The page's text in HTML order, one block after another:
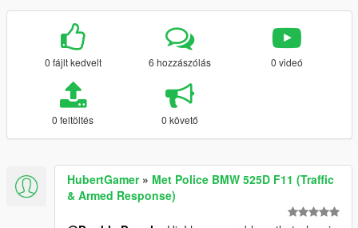
0 fájlt kedvelt 6 hozzászólás 0 videó
0 feltöltés 0 követő
HubertGamer» Met Police BMW 525D F11 (Traffic
& Armed Response)